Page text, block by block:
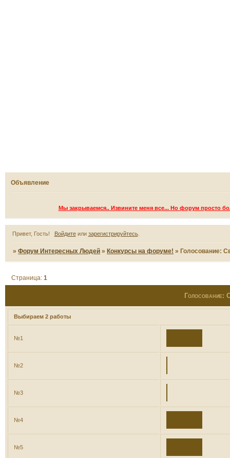
Объявление
Мы закрываемся.. Извините меня все... Но форум просто
Привет, Гость! Войдитеили зарегистрируйтесь.
»Форум Интересных Людей » Конкурсы на форуме! » Голосование:
Голосование:
Страница:1
Выбираем 2 работы
№1
№2
№3
№4
№5